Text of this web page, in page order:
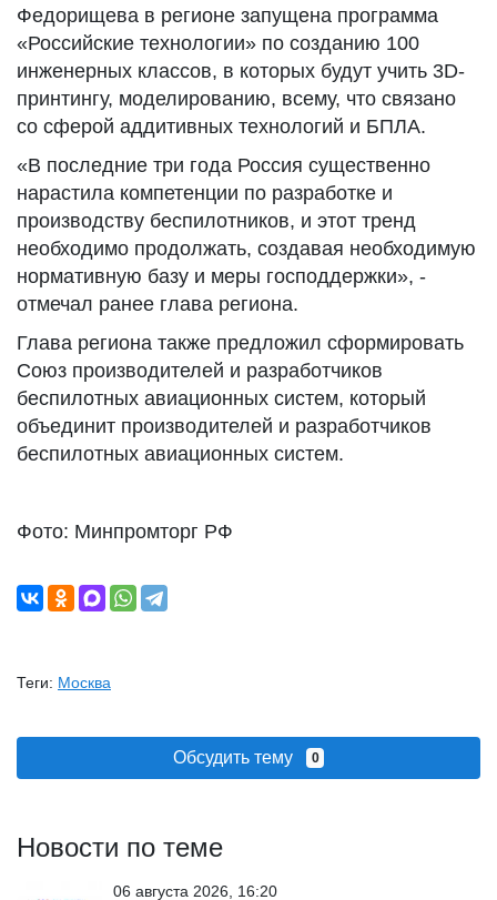
Федорищева в регионе запущена программа
«Российские технологии» по созданию 100
инженерных классов, в которых будут учить 3D-
принтингу, моделированию, всему, что связано
со сферой аддитивных технологий и БПЛА.
«В последние три года Россия существенно
нарастила компетенции по разработке и
производству беспилотников, и этот тренд
необходимо продолжать, создавая необходимую
нормативную базу и меры господдержки», -
отмечал ранее глава региона.
Глава региона также предложил сформировать
Союз производителей и разработчиков
беспилотных авиационных систем, который
объединит производителей и разработчиков
беспилотных авиационных систем.
Фото: Минпромторг РФ
Теги: Москва
Обсудить тему 0
Новости по теме
06 августа 2026, 16:20